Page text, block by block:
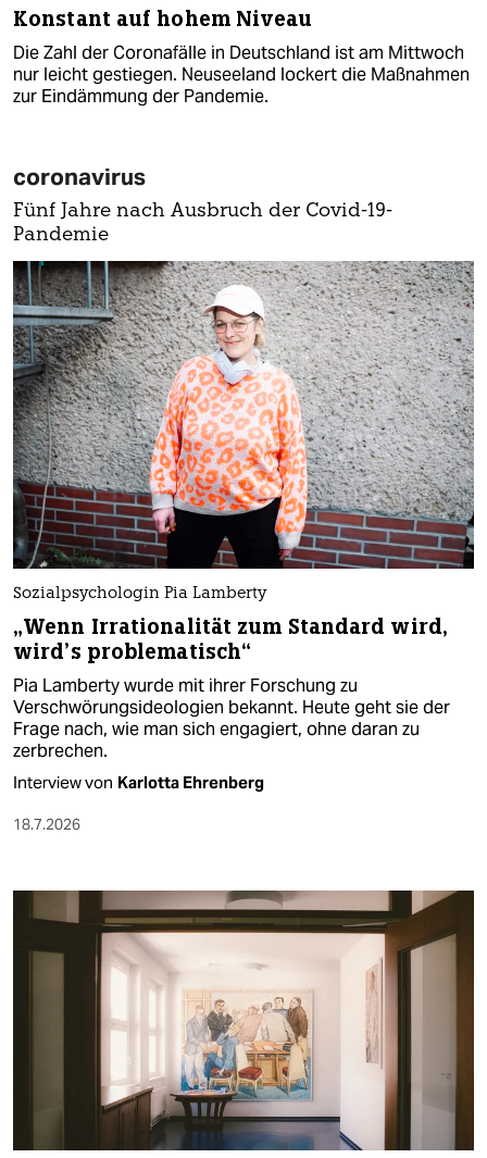
Konstant auf hohem Niveau
Die Zahl der Coronafälle in Deutschland ist am Mittwoch
nur leicht gestiegen. Neuseeland lockert die Maßnahmen
zur Eindämmung der Pandemie.
coronavirus
Fünf Jahre nach Ausbruch der Covid-19-
Pandemie
Sozialpsychologin Pia Lamberty
„Wenn Irrationalität zum Standard wird,
wird’s problematisch“
Pia Lamberty wurde mit ihrer Forschung zu
Verschwörungsideologien bekannt. Heute geht sie der
Frage nach, wie man sich engagiert, ohne daran zu
zerbrechen.
Interview von Karlotta Ehrenberg
18.7.2026